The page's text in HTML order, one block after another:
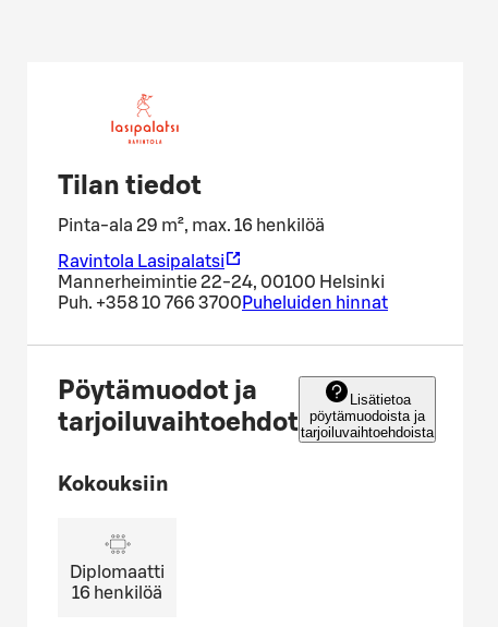
Tilan tiedot
Pinta-ala 29 m², max. 16 henkilöä
Ravintola Lasipalatsi
Mannerheimintie 22-24, 00100 Helsinki
Puh. +358 10 766 3700 Puheluiden hinnat
Pöytämuodot ja
tarjoiluvaihtoehdot
Lisätietoa
pöytämuodoista ja
tarjoiluvaihtoehdoista
Kokouksiin
Diplomaatti
16 henkilöä